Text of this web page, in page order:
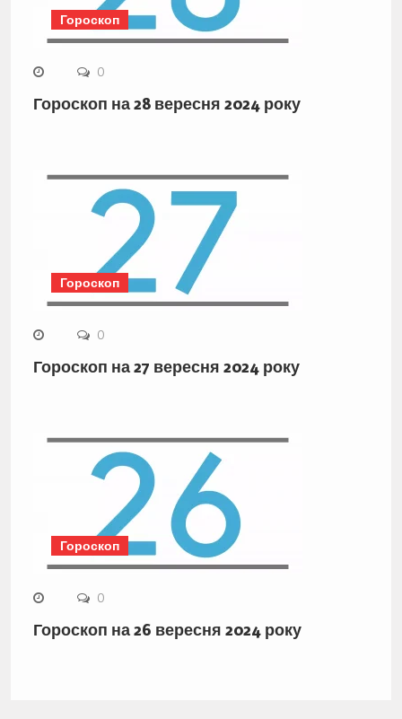
Гороскоп
0
Гороскоп на 28 вересня 2024 року
Гороскоп
0
Гороскоп на 27 вересня 2024 року
Гороскоп
0
Гороскоп на 26 вересня 2024 року